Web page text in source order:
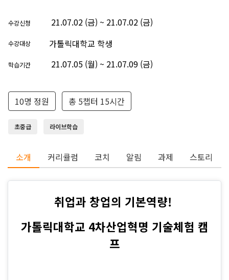
수강신청 21.07.02 (금) ~ 21.07.02 (금)
수강대상 가톨릭대학교 학생
학습기간 21.07.05 (월) ~ 21.07.09 (금)
10명 정원 총 5챕터 15시간
초중급 라이브학습
소개 커리큘럼 코치 알림 과제 스토리
취업과 창업의 기본역량!
가톨릭대학교 4차산업혁명 기술체험 캠
프